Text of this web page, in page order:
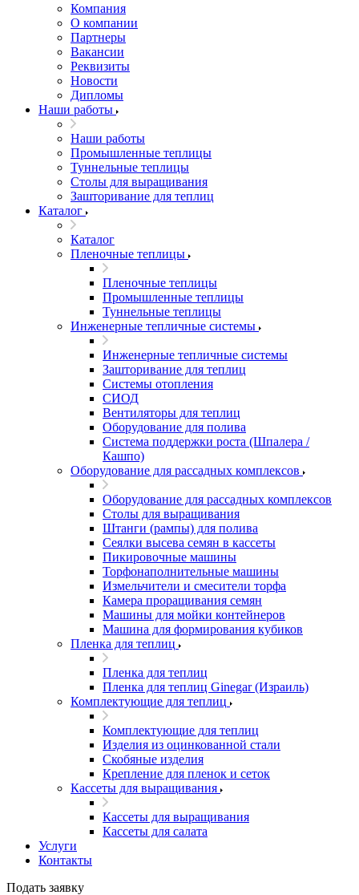
Компания
О компании
Партнеры
Вакансии
Реквизиты
Новости
Дипломы
Наши работы
Наши работы
Промышленные теплицы
Туннельные теплицы
Столы для выращивания
Зашторивание для теплиц
Каталог
Каталог
Пленочные теплицы
Пленочные теплицы
Промышленные теплицы
Туннельные теплицы
Инженерные тепличные системы
Инженерные тепличные системы
Зашторивание для теплиц
Системы отопления
СИОД
Вентиляторы для теплиц
Оборудование для полива
Система поддержки роста (Шпалера /
Кашпо)
Оборудование для рассадных комплексов
Оборудование для рассадных комплексов
Столы для выращивания
Штанги (рампы) для полива
Сеялки высева семян в кассеты
Пикировочные машины
Торфонаполнительные машины
Измельчители и смесители торфа
Камера проращивания семян
Машины для мойки контейнеров
Машина для формирования кубиков
Пленка для теплиц
Пленка для теплиц
Пленка для теплиц Ginegar (Израиль)
Комплектующие для теплиц
Комплектующие для теплиц
Изделия из оцинкованной стали
Скобяные изделия
Крепление для пленок и сеток
Кассеты для выращивания
Кассеты для выращивания
Кассеты для салата
Услуги
Контакты
Подать заявку